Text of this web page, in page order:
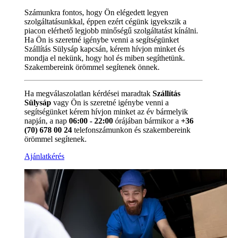
Számunkra fontos, hogy Ön elégedett legyen
szolgáltatásunkkal, éppen ezért cégünk igyekszik a
piacon elérhető legjobb minőségű szolgáltatást kínálni.
Ha Ön is szeretné igénybe venni a segítségünket
Szállítás Sülysáp kapcsán, kérem hívjon minket és
mondja el nekünk, hogy hol és miben segíthetünk.
Szakembereink örömmel segítenek önnek.
Ha megválaszolatlan kérdései maradtak Szállítás
Sülysáp vagy Ön is szeretné igénybe venni a
segítségünket kérem hívjon minket az év bármelyik
napján, a nap 06:00 - 22:00 órájában bármikor a +36
(70) 678 00 24 telefonszámunkon és szakembereink
örömmel segítenek.
Ajánlatkérés